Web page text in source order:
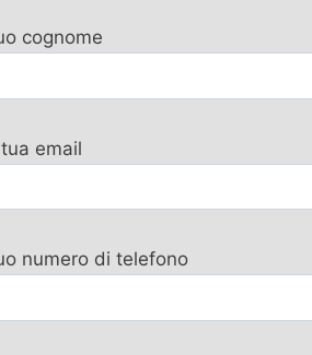
cognome
email
numero di telefono